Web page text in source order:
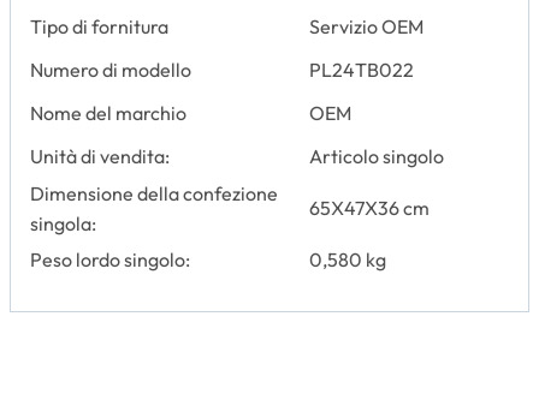
Tipo di fornitura
Servizio OEM
Numero di modello
PL24TB022
Nome del marchio
OEM
Unità di vendita:
Articolo singolo
Dimensione della confezione
singola:
65X47X36 cm
Peso lordo singolo: 0,580 kg